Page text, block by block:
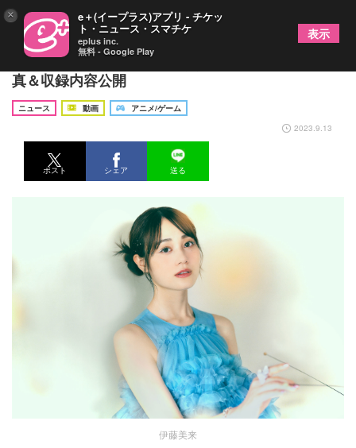
伊藤美来、11thシングル「点と線」のジャケット写
真＆収録内容公開
ニュース 動画
アニメ/ゲーム
2023.9.13
ポスト シェア 送る
伊藤美来
× e＋(イープラス)アプリ - チケッ
ト・ニュース・スマチケ
eplus inc.
無料 - Google Play
表示